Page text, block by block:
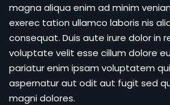
magna aliqua enim ad minim
exerec tation ullamco laboris nis
consequat. Duis aute irure dolor in
voluptate velit esse cillum dolore
pariatur enim ipsam voluptatem
aspernatur aut odit aut fugit sed
magni dolores.